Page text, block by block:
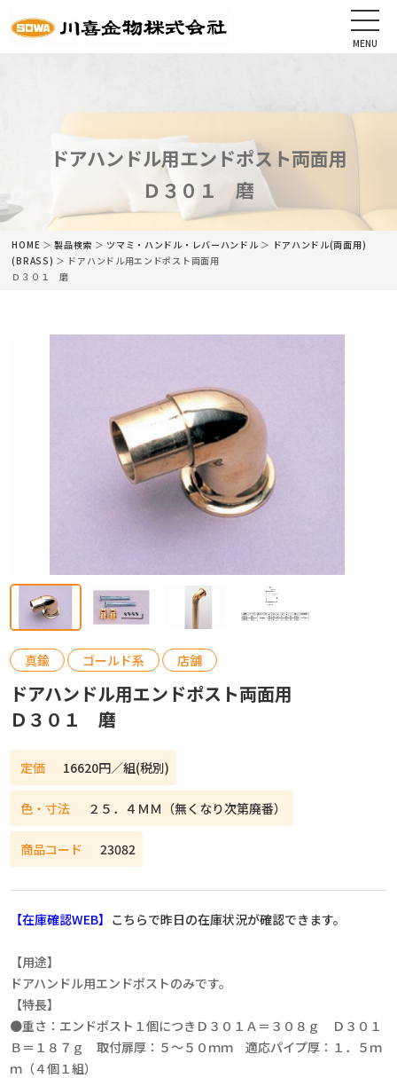
MENU
ドアハンドル用エンドポスト両面用
Ｄ３０１ 磨
CLOSE
会社情報
商品情報
カタログ
ネットショップ
カタログ請求
お問い合わせ
HOME ＞製品検索 ＞ ツマミ・ハンドル・レバーハンドル＞ ドアハンドル(両面用)
(BRASS) ＞ ドアハンドル用エンドポスト両面用
Ｄ３０１ 磨
真鍮 ゴールド系 店舗
ドアハンドル用エンドポスト両面用
Ｄ３０１ 磨
定価 16620円／組(税別)
色・寸法 ２５．４ＭＭ（無くなり次第廃番）
商品コード 23082
【在庫確認WEB】 こちらで昨日の在庫状況が確認できます。
【用途】
ドアハンドル用エンドポストのみです。
【特長】
●重さ：エンドポスト１個につきＤ３０１Ａ＝３０８ｇ Ｄ３０１
Ｂ＝１８７ｇ 取付扉厚：５～５０ｍｍ 適応パイプ厚：１．５ｍ
ｍ（４個１組）